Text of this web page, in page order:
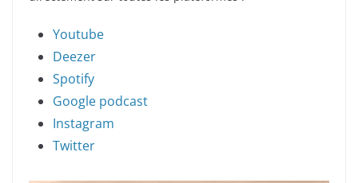
Youtube
Deezer
Spotify
Google podcast
Instagram
Twitter